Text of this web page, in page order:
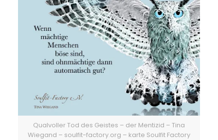
Qualvoller Tod des Geistes – der Mentizid – Tina
Wiegand – soulfit-factory.org – karte Soulfit Factory